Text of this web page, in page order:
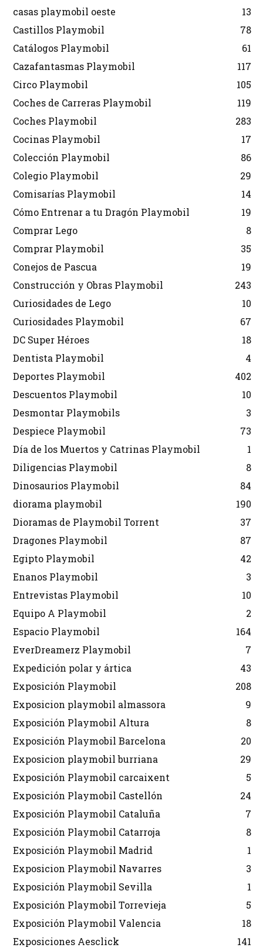
casas playmobil oeste
13
Castillos Playmobil
78
Catálogos Playmobil
61
Cazafantasmas Playmobil
117
Circo Playmobil
105
Coches de Carreras Playmobil
119
Coches Playmobil
283
Cocinas Playmobil
17
Colección Playmobil
86
Colegio Playmobil
29
Comisarías Playmobil
14
Cómo Entrenar a tu Dragón Playmobil
19
Comprar Lego
8
Comprar Playmobil
35
Conejos de Pascua
19
Construcción y Obras Playmobil
243
Curiosidades de Lego
10
Curiosidades Playmobil
67
DC Super Héroes
18
Dentista Playmobil
4
Deportes Playmobil
402
Descuentos Playmobil
10
Desmontar Playmobils
3
Despiece Playmobil
73
Día de los Muertos y Catrinas Playmobil
1
Diligencias Playmobil
8
Dinosaurios Playmobil
84
diorama playmobil
190
Dioramas de Playmobil Torrent
37
Dragones Playmobil
87
Egipto Playmobil
42
Enanos Playmobil
3
Entrevistas Playmobil
10
Equipo A Playmobil
2
Espacio Playmobil
164
EverDreamerz Playmobil
7
Expedición polar y ártica
43
Exposición Playmobil
208
Exposicion playmobil almassora
9
Exposición Playmobil Altura
8
Exposición Playmobil Barcelona
20
Exposicion playmobil burriana
29
Exposición Playmobil carcaixent
5
Exposición Playmobil Castellón
24
Exposición Playmobil Cataluña
7
Exposición Playmobil Catarroja
8
Exposición Playmobil Madrid
1
Exposicion Playmobil Navarres
3
Exposición Playmobil Sevilla
1
Exposición Playmobil Torrevieja
5
Exposición Playmobil Valencia
18
Exposiciones Aesclick
141